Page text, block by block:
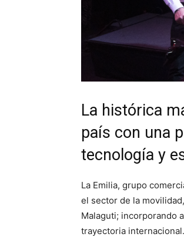
La histórica
país con una
tecnología y
La Emilia, grupo
el sector de la
Malaguti; incorporando
trayectoria internacional.